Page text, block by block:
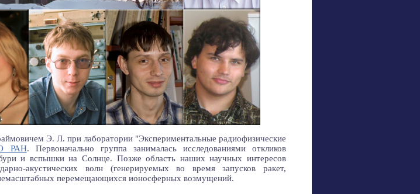
Э. Л. при лаборатории "Экспериментальные радиофизические
РАН. Первоначально группа занималась исследованиями откликов
и вспышки на Солнце. Позже область наших научных интересов
акустических волн (генерируемых во время запусков ракет,
перемещающихся ионосферных возмущений.